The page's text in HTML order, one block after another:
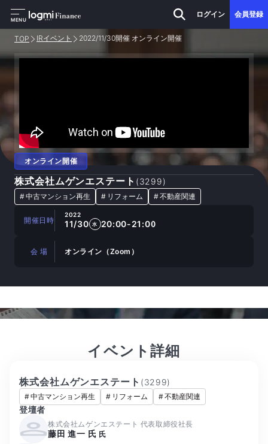
MENU
ログイン 会員登録
TOP IRイベント 2022/11/30開催 オンライン開催
オンライン開催
株式会社ムゲンエステート (3299)
#中古マンション再生 # リフォーム #不動産関連
開催日時
2022
11/30 水 20:00-21:00
会 場 オンライン（Zoom）
イベント詳細
株式会社ムゲンエステート (3299)
#中古マンション再生 # リフォーム #不動産関連
登壇者
株式会社ムゲンエステート 代表取締役社長
藤田 進一 氏 氏